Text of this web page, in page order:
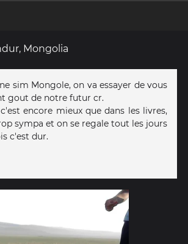
Mongolia
sim Mongole, on va essayer de vous
gout de notre futur cr.
encore mieux que dans les livres,
sympa et on se regale tout les jours
c'est dur.